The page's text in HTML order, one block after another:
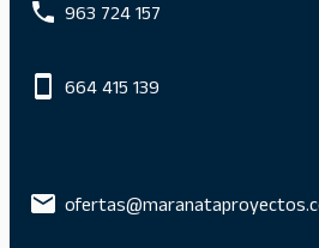
963 724 157
664 415 139